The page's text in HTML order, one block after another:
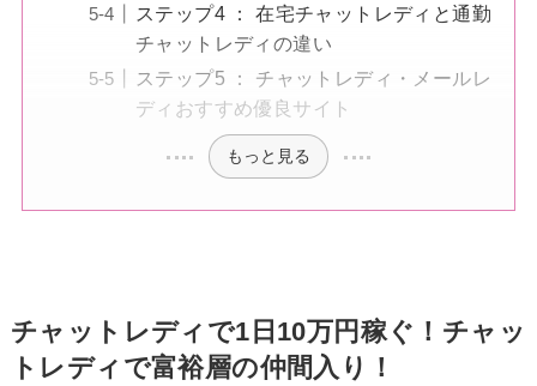
ステップ4 ： 在宅チャットレディと通勤
チャットレディの違い
ステップ5 ： チャットレディ・メールレ
ディおすすめ優良サイト
もっと見る
チャットレディで1日10万円稼ぐ！チャッ
トレディで富裕層の仲間入り！